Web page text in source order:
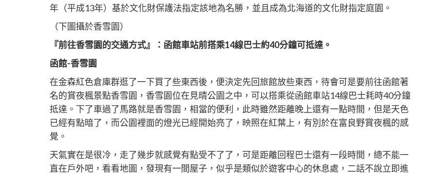
年（平成13年）基於文化財保護法指定該地為名勝，並且成為北海道的文化財指定庭園。
（下圖攝於香雪園）
『前往香雪園的交通方式』：函館車站前搭乘14線巴士約40分鐘可抵達。
函館-香雪園
在金森紅色倉庫群逛了一下買了些東西後，便決定先回旅館放些東西，待會可是要前往函館著
名的賞夜楓景點香雪園，香雪園位在見晴公園之中，可以搭乘從函館車站14線巴士耗時40分鐘
抵達。下了車過了馬路就是香雪園，相當的便利，此時雖然距離晚上還有一點時間，但是天色
已經有點暗了，而公園裡面的燈光已經開始亮了，映照在紅葉上，有別於在富良野賞夜楓的感
覺。
天氣實在是很冷，走了幾步就感覺有點受不了了，可是距離回程巴士還有一段時間，總不能一
直在戶外吧，看看地圖，發現有一間屋子，似乎是類似於遊客中心的休息處，二話不說立即進